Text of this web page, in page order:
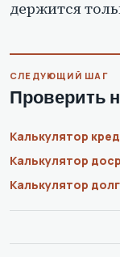
держится
СЛЕДУЮЩИЙ ШАГ
Проверить
Калькулятор
Калькулятор
Калькулятор